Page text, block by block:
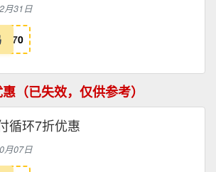
月31日
70
（已失效，仅供参考）
循环7折优惠
月07日